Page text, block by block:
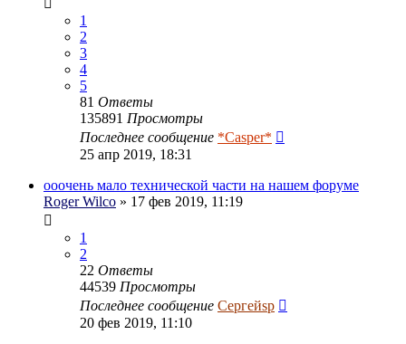
1
2
3
4
5
81 Ответы
135891 Просмотры
Последнее сообщение *Casper*
25 апр 2019, 18:31
ооочень мало технической части на нашем форуме
Roger Wilco » 17 фев 2019, 11:19
1
2
22 Ответы
44539 Просмотры
Последнее сообщение Сергейsp
20 фев 2019, 11:10